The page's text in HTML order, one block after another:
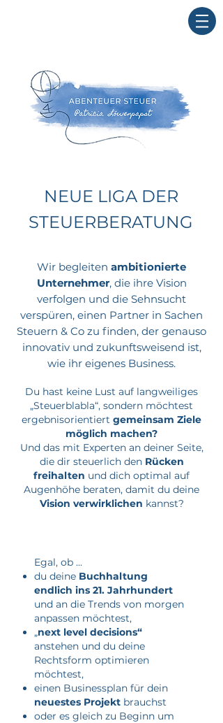
NEUE LIGA DER
STEUERBERATUNG
Wir begleiten ambitionierte
Unternehmer, die ihre Vision
verfolgen und die Sehnsucht
verspüren, einen Partner in Sachen
Steuern & Co zu finden, der genauso
innovativ und zukunftsweisend ist,
wie ihr eigenes Business.
Du hast keine Lust auf langweiliges
„Steuerblabla“, sondern möchtest
ergebnisorientiert gemeinsam Ziele
möglich machen?
Und das mit Experten an deiner Seite,
die dir steuerlich den Rücken
freihalten und dich optimal auf
Augenhöhe beraten, damit du deine
Vision verwirklichen kannst?
Egal, ob ...
du deine Buchhaltung
endlich ins 21. Jahrhundert
und an die Trends von morgen
anpassen möchtest,
„next level decisions“
anstehen und du deine
Rechtsform optimieren
möchtest,
einen Businessplan für dein
neuestes Projekt brauchst
oder es gleich zu Beginn um